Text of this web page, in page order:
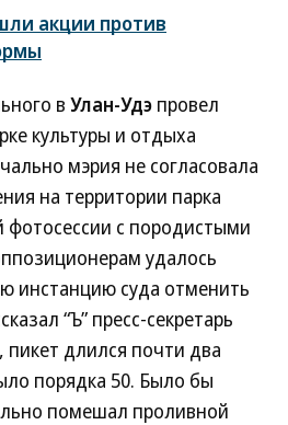
акции против
в Улан-Удэ провел
культуры и отдыха
мэрия не согласовала
на территории парка
фотосессии с породистыми
удалось
инстанцию суда отменить
“Ъ” пресс-секретарь
длился почти два
порядка 50. Было бы
помешал проливной